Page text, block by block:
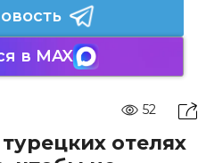
в MAX
52
отелях